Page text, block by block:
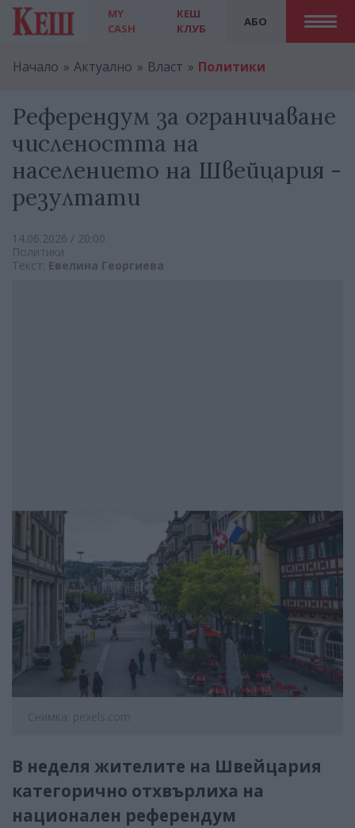
MY
CASH
АБО
КЕШ
КЛУБ
Начало Актуално Власт Политики
Референдум за ограничаване
числеността на
населението на Швейцария -
резултати
14.06.2026 / 20:00
Политики
Текст: Евелина Георгиева
Снимка: pexels.com
В неделя жителите на Швейцария
категорично отхвърлиха на
национален референдум